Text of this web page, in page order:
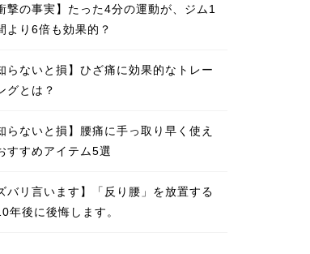
撃の事実】たった4分の運動が、ジム1
より6倍も効果的？
らないと損】ひざ痛に効果的なトレー
グとは？
らないと損】腰痛に手っ取り早く使え
すすめアイテム5選
バリ言います】「反り腰」を放置する
年後に後悔します。